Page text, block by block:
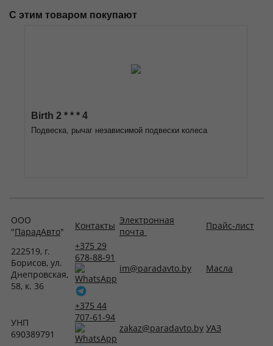
С этим товаром покупают
Birth 2 * * * 4
Подвеска, рычаг независимой подвески колеса
ООО
"ПарадАвто"
Контакты Электронная
почта
Прайс-лист
222519, г.
Борисов, ул.
Днепровская,
58, к. 36
+375 29
678-88-91
im@paradavto.by
Масла
УНП
690389791
+375 44
707-61-94
zakaz@paradavto.by УАЗ